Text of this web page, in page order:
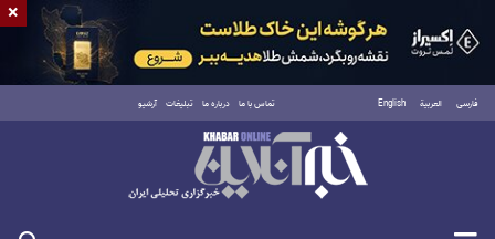
فارسی العربية English تماس با ما درباره ما تبلیغات آرشیو
جمعه ۱۶ مرداد ۱۴۰۵
×